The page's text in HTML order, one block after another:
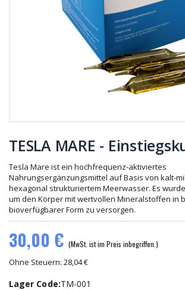
TESLA MARE -
Tesla Mare ist ein hochfrequenz-aktiviertes
Nahrungsergänzungsmittel auf Basis von kalt-
hexagonal strukturiertem Meerwasser. Es
um den Körper mit wertvollen Mineralstoffen in
bioverfügbarer Form zu versorgen.
30,00 € (MwSt. ist im Preis inbegriffen.)
Ohne Steuern: 28,04 €
Lager Code:TM-001
Schutzbezug
55,00 €
15,00